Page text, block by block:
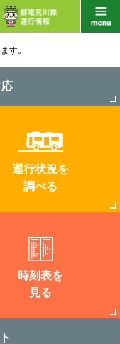
す。
運行状況を
調べる
時刻表を
見る